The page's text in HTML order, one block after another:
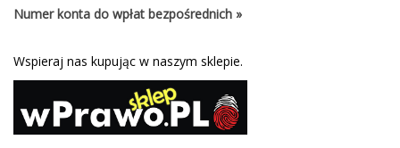
Numer konta do wpłat bezpośrednich »
Wspieraj nas kupując w naszym sklepie.